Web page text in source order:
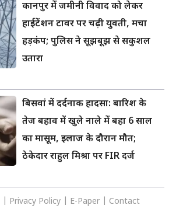
कानपुर में जमीनी विवाद को लेकर
हाईटेंशन टावर पर चढ़ी युवती, मचा
हड़कंप; पुलिस ने सूझबूझ से सकुशल
उतारा
बिसवां में दर्दनाक हादसा: बारिश के
तेज बहाव में खुले नाले में बहा 6 साल
का मासूम, इलाज के दौरान मौत;
ठेकेदार राहुल मिश्रा पर FIR दर्ज
Privacy Policy E-Paper Contact